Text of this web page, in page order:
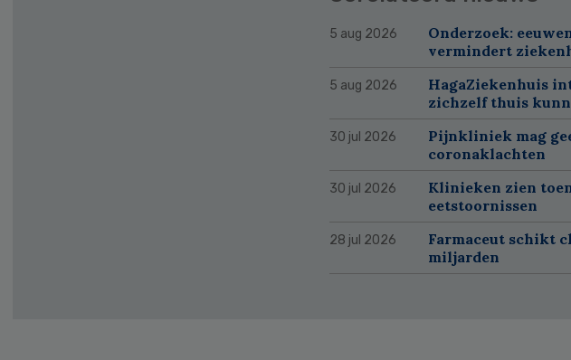
5 aug 2026
Onderzoek:
vermindert
5 aug 2026
HagaZiekenhuis
zichzelf thuis
30 jul 2026
Pijnkliniek mag
coronaklachten
30 jul 2026
Klinieken zien
eetstoornissen
28 jul 2026
Farmaceut schikt
miljarden